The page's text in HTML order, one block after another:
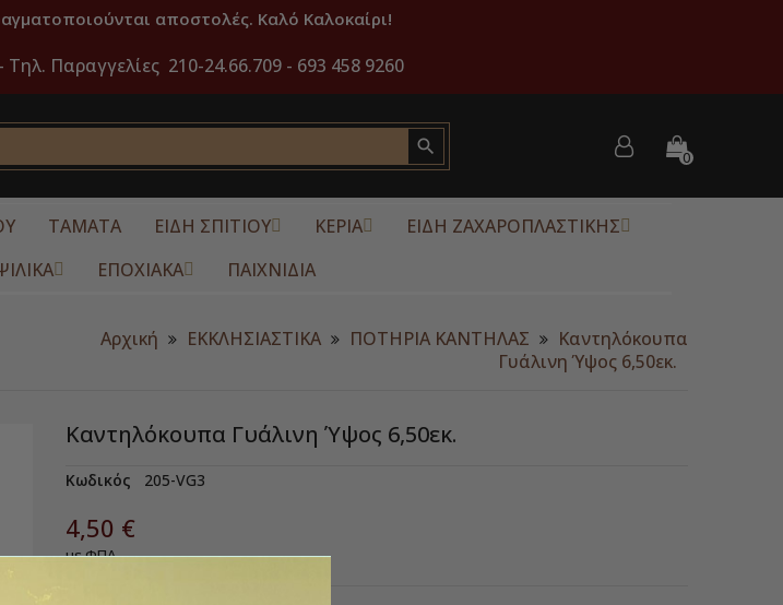
αποστολές. Καλό Καλοκαίρι!
Τηλ. Παραγγελίες 210-24.66.709 - 693 458 9260
 0
ΤΑΜΑΤΑ ΕΙΔΗ ΣΠΙΤΙΟΥ ΚΕΡΙΑ
ΕΙΔΗ ΖΑΧΑΡΟΠΛΑΣΤΙΚΗΣ
ΕΠΟΧΙΑΚΑ ΠΑΙΧΝΙΔΙΑ
Αρχική ΕΚΚΛΗΣΙΑΣΤΙΚΑ ΠΟΤΗΡΙΑ ΚΑΝΤΗΛΑΣ
Καντηλόκουπα
Γυάλινη Ύψος 6,50εκ.
Καντηλόκουπα Γυάλινη Ύψος 6,50εκ.
Κωδικός 205-VG3
4,50 €
με ΦΠΑ